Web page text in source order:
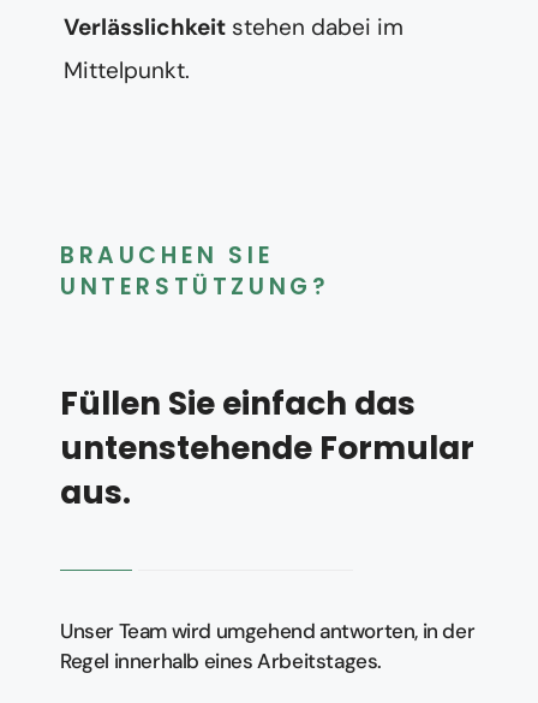
Verlässlichkeit stehen dabei im
Mittelpunkt.
BRAUCHEN SIE
UNTERSTÜTZUNG?
Füllen Sie einfach das
untenstehende Formular
aus.
Unser Team wird umgehend antworten, in der
Regel innerhalb eines Arbeitstages.